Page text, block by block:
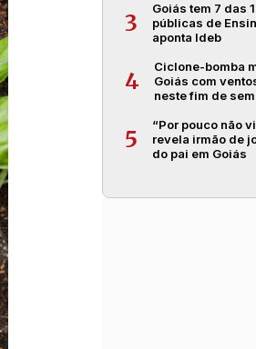
3
Goiás tem 7 das
públicas de
aponta Ideb
4
Ciclone-bomba
Goiás com
neste fim de
5
“Por pouco não
revela irmão de
do pai em Goiás